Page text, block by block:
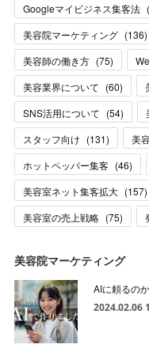
Googleマイビジネス集客法
美容院マーケティング (136)
美容師の働き方 (75)
美容業界について (60)
SNS活用について (54)
スタッフ向け (131) 美
ホットペッパー集客 (46)
美容室ネット集客拡大 (157)
美容室の売上戦略 (75)
美容院マーケティング
AIに頼るの
2024.02.06